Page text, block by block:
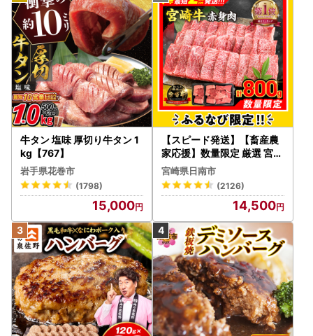
牛タン 塩味 厚切り牛タン 1
kg【767】
岩手県花巻市
(1798)
15,000
【スピード発送】【畜産農
家応援】数量限定 厳選 宮崎
牛 赤身 焼肉 計800g FN-Li
mited-PR_BDV5-26-2W
宮崎県日南市
(2126)
14,500